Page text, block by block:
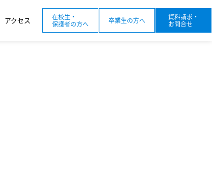
アクセス
在校生・
保護者の方へ
卒業生の方へ
資料請求・
お問合せ